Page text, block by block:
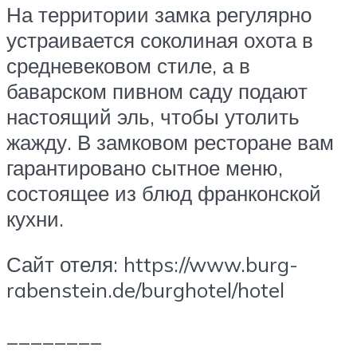
На территории замка регулярно
устраивается соколиная охота в
средневековом стиле, а в
баварском пивном саду подают
настоящий эль, чтобы утолить
жажду. В замковом ресторане вам
гарантировано сытное меню,
состоящее из блюд франконской
кухни.
Сайт отеля: https://www.burg-
rabenstein.de/burghotel/hotel